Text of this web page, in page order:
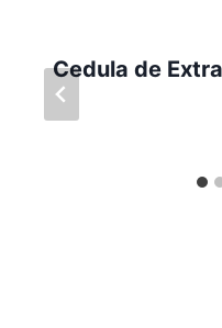
Cedula de